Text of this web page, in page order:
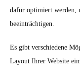
dafür optimiert werden,
beeinträchtigen.
Es gibt verschiedene
Layout Ihrer Website